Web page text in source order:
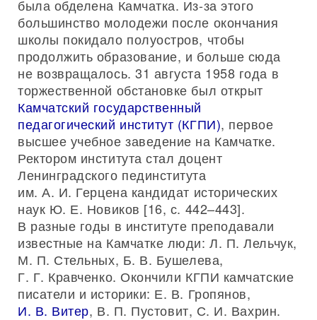
была обделена Камчатка. Из-за этого
большинство молодежи после окончания
школы покидало полуостров, чтобы
продолжить образование, и больше сюда
не возвращалось. 31 августа 1958 года в
торжественной обстановке был открыт
Камчатский государственный
педагогический институт (КГПИ), первое
высшее учебное заведение на Камчатке.
Ректором института стал доцент
Ленинградского пединститута
им. А. И. Герцена кандидат исторических
наук Ю. Е. Новиков [16, с. 442–443].
В разные годы в институте преподавали
известные на Камчатке люди: Л. П. Лельчук,
М. П. Стельных, Б. В. Бушелева,
Г. Г. Кравченко. Окончили КГПИ камчатские
писатели и историки: Е. В. Гропянов,
И. В. Витер, В. П. Пустовит, С. И. Вахрин.